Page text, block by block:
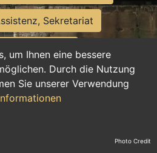
um Ihnen eine bessere
Durch die Nutzung
Sie unserer Verwendung
Sekretariat
Nebenjobs
duale Ausbildung
Photo Credit